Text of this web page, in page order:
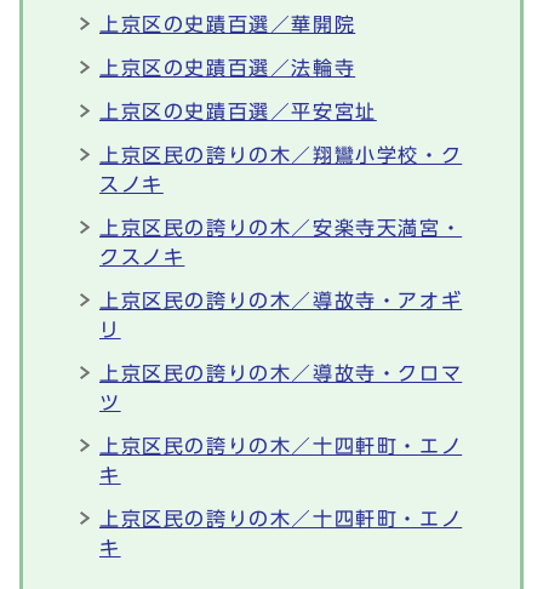
上京区の史蹟百選／華開院
上京区の史蹟百選／法輪寺
上京区の史蹟百選／平安宮址
上京区民の誇りの木／翔鸞小学校・ク
スノキ
上京区民の誇りの木／安楽寺天満宮・
クスノキ
上京区民の誇りの木／導故寺・アオギ
リ
上京区民の誇りの木／導故寺・クロマ
ツ
上京区民の誇りの木／十四軒町・エノ
キ
上京区民の誇りの木／十四軒町・エノ
キ